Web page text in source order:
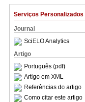
Serviços Personalizados
Journal
SciELO Analytics
Artigo
Português (pdf)
Artigo em XML
Referências do artigo
Como citar este artigo